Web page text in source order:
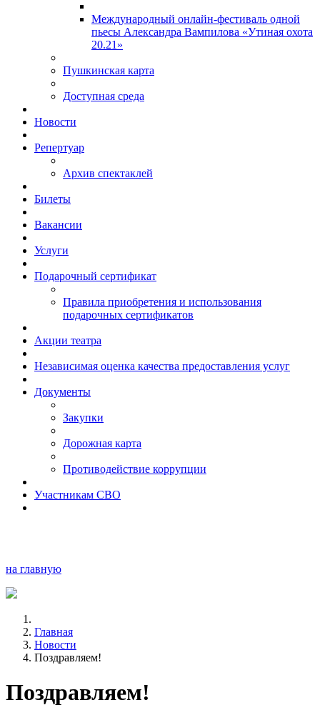
Международный онлайн-фестиваль одной
пьесы Александра Вампилова «Утиная охота
20.21»
Пушкинская карта
Доступная среда
Новости
Репертуар
Архив спектаклей
Билеты
Вакансии
Услуги
Подарочный сертификат
Правила приобретения и использования
подарочных сертификатов
Акции театра
Независимая оценка качества предоставления услуг
Документы
Закупки
Дорожная карта
Противодействие коррупции
Участникам СВО
на главную
Главная
Новости
Поздравляем!
Поздравляем!